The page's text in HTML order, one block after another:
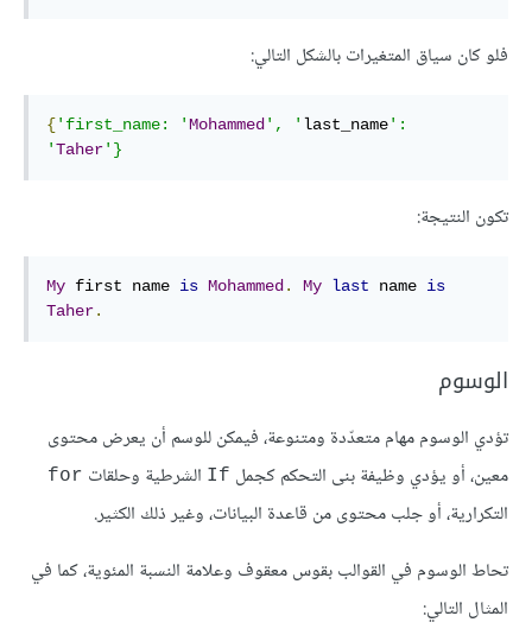
فلو كان سياق المتغيرات بالشكل التالي:
{' first_name: 'Mohammed ' , ' last_name'
'Taher' }
تكون النتيجة:
My first name is Mohammed . My last name is
Taher.
الوسوم
تؤدي الوسوم مهام متعدّدة ومتنوعة، فيمكن للوسم أن يعرض محتوى
معين، أو يؤدي وظيفة بنى التحكم كجمل If الشرطية وحلقات for
التكرارية، أو جلب محتوى من قاعدة البيانات، وغير ذلك الكثير.
تحاط الوسوم في القوالب بقوس معقوف وعلامة النسبة المئوية، كما في
المثال التالي: